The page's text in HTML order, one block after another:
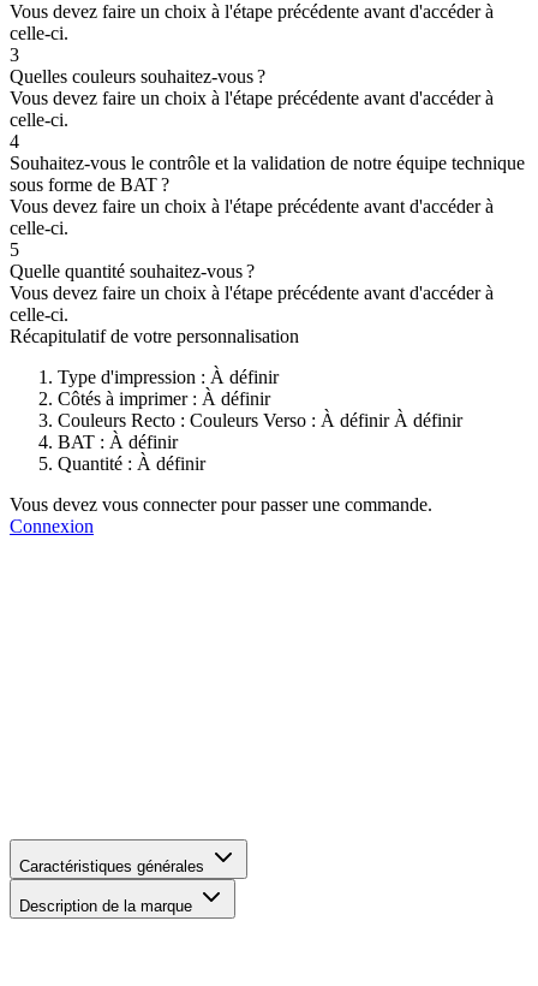
Vous devez faire un choix à l'étape précédente avant d'accéder à
celle-ci.
3
Quelles couleurs souhaitez-vous ?
Vous devez faire un choix à l'étape précédente avant d'accéder à
celle-ci.
4
Souhaitez-vous le contrôle et la validation de notre équipe technique
sous forme de BAT ?
Vous devez faire un choix à l'étape précédente avant d'accéder à
celle-ci.
5
Quelle quantité souhaitez-vous ?
Vous devez faire un choix à l'étape précédente avant d'accéder à
celle-ci.
Récapitulatif de votre personnalisation
Type d'impression : À définir
Côtés à imprimer : À définir
Couleurs Recto : Couleurs Verso : À définir À définir
BAT : À définir
Quantité : À définir
Vous devez vous connecter pour passer une commande.
Connexion
Caractéristiques générales
Description de la marque